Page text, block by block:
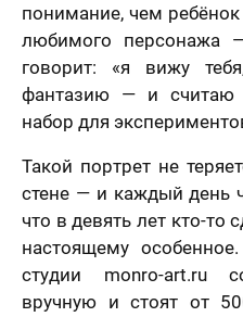
понимание, чем
любимого персонажа
говорит: «я вижу
фантазию — и
набор для
Такой портрет не
стене — и каждый день
что в девять лет кто-то
настоящему
студии monro-art.ru
вручную и стоят от
свои данные, я
конфиденциальности
Нажимая кнопку
данных, в
от 27.07.2006 года
Согласии на
Политике в отношении
На годовщину
В течение
месяца
Пока не знаю
1 лицо
2 лица
40 х 50 см
50 х 70 см
кнопку
свои
я
с
кнопку
на
моих
в
от
Ваш номер телефона*
Я согласен с
и принимаю